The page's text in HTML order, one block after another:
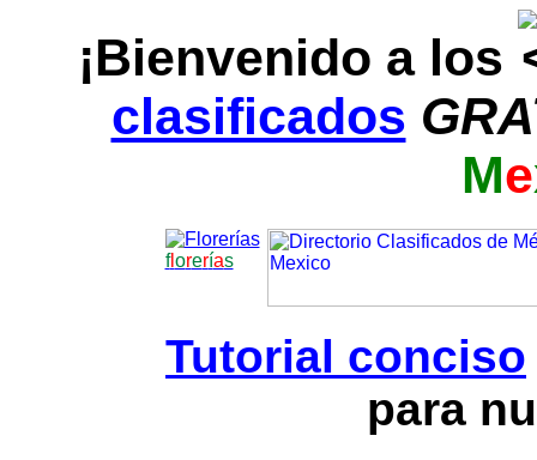
¡Bienvenido a los
clasificados
Me
florerías
Tutorial conciso
para